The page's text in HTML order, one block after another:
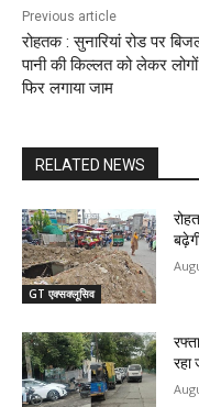
Previous article
रोहतक : सुनारियां रोड पर
पानी की किल्लत को लेकर
फिर लगाया जाम
RELATED NEWS
GT एक्सक्लूसिव
रहा